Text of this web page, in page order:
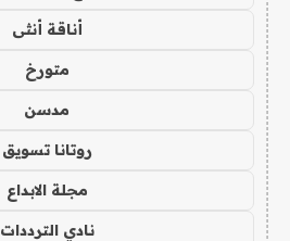
أناقة أنثى
متورخ
مدسن
روتانا تسويق
مجلة الابداع
نادي الترددات